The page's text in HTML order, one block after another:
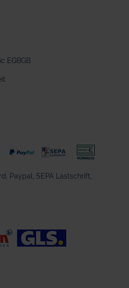
EGBGB
Paypal, SEPA Lastschrift,